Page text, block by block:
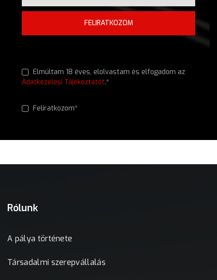
FELIRATKOZOM
Elmúltam 18 éves, elolvastam és elfogadom az
Adatkezelési Tájékoztatót.*
Feliratkozom*
Rólunk
A pálya története
Társadalmi szerepvállalás